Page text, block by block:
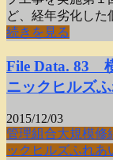
ど、経年劣化した
続きを見る
File Data. 83
ニックヒルズ
2015/12/03
管理組合大規模修
ックヒルズふれあ